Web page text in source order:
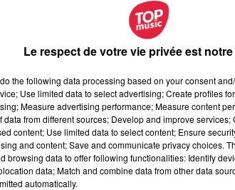
08 août 2026
08 août 2026
Le respect de votre vie privée est
do the following data processing based on your consent
Use limited data to select advertising; Create profiles
Measure advertising performance; Measure content
data from different sources; Develop and improve
content; Use limited data to select content; Ensure
and content; Save and communicate privacy choices.
browsing data to offer following functionalities: Identify
data; Match and combine data from other data
automatically.